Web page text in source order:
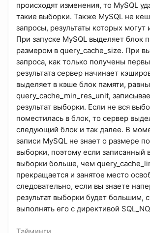
проиcходят изменения, то MySQL
такие выборки. Также MySQL не
запросы, результаты которых могут
При запуске MySQL выделяет блок
размером в query_cache_size. При
запроса, как только получены
результата сервер начинает
выделяет в кэше блок памяти,
query_cache_min_res_unit,
результат выборки. Если не вся
поместилась в блок, то сервер
следующий блок и так далее. В
записи MySQL не знает о размере
выборки, поэтому если записанный
выборки больше, чем
прекращается и занятое место
следовательно, если вы знаете
результат выборки будет большим,
выполнять его с директивой